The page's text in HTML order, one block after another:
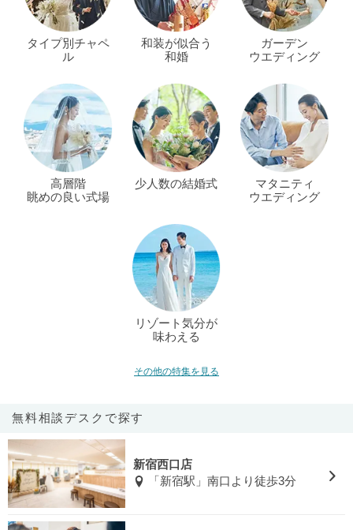
タイプ別チャペ
ル
和装が似合う
和婚
ガーデン
ウエディング
高層階
眺めの良い式場
少人数の結婚式
マタニティ
ウエディング
リゾート気分が
味わえる
その他の特集を見る
無料相談デスクで探す
新宿西口店
「新宿駅」南口より徒歩3分